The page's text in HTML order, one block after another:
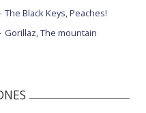
The Black Keys, Peaches!
Gorillaz, The mountain